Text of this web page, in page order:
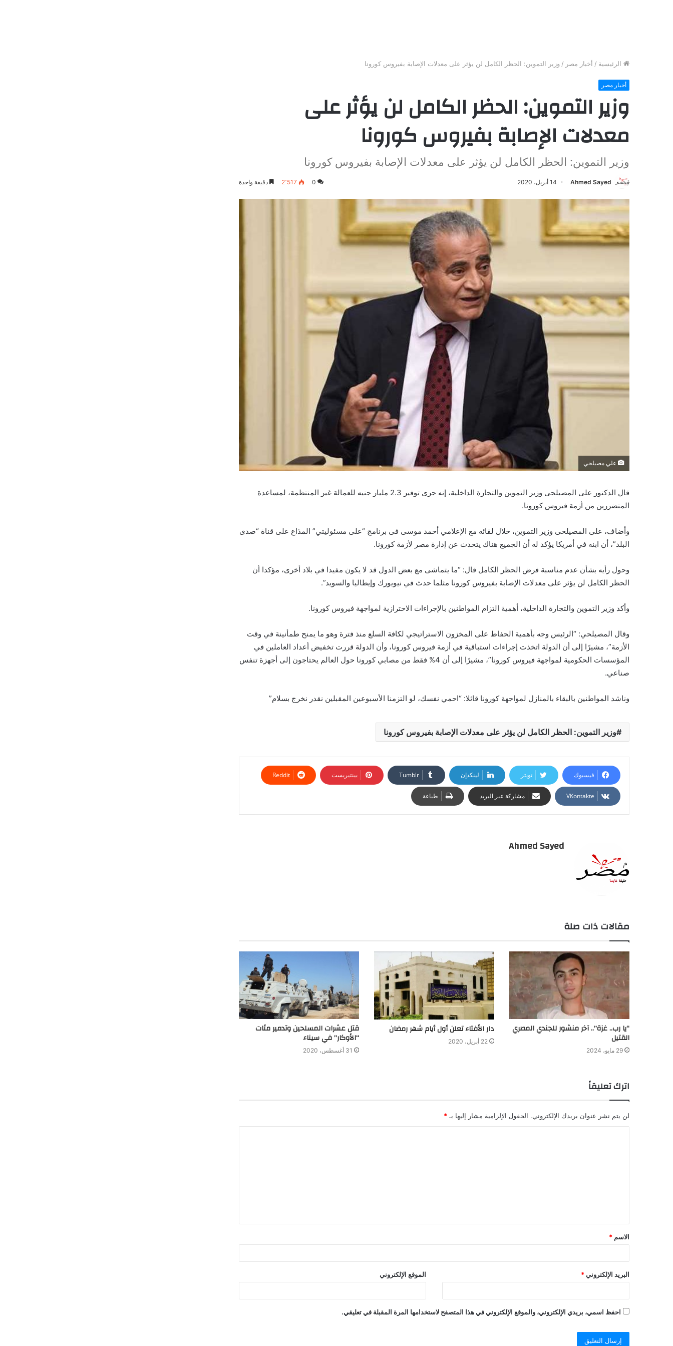
الرئيسية / أخبار مصر / وزير التموين: الحظر الكامل لن يؤثر على معدلات الإصابة بفيروس كورونا
أخبار مصر
وزير التموين: الحظر الكامل لن يؤثر على
معدلات الإصابة بفيروس كورونا
وزير التموين: الحظر الكامل لن يؤثر على معدلات الإصابة بفيروس كورونا
Ahmed Sayed 14 أبريل، 2020 0 2٬517 دقيقة واحدة
علي مصيلحي
قال الدكتور على المصيلحى وزير التموين والتجارة الداخلية، إنه جرى توفير 2.3 مليار جنيه للعمالة غير المنتظمة، لمساعدة
المتضررين من أزمة فيروس كورونا.
وأضاف، على المصيلحى وزير التموين، خلال لقائه مع الإعلامي أحمد موسى فى برنامج “على مسئوليتي” المذاع على قناة “صدى
البلد”، أن ابنه في أمريكا يؤكد له أن الجميع هناك يتحدث عن إدارة مصر لأزمة كورونا.
وحول رأيه بشأن عدم مناسبة فرض الحظر الكامل قال: “ما يتماشى مع بعض الدول قد لا يكون مفيدا في بلاد أخرى، مؤكدا أن
الحظر الكامل لن يؤثر على معدلات الإصابة بفيروس كورونا مثلما حدث في نيويورك وإيطاليا والسويد”.
وأكد وزير التموين والتجارة الداخلية، أهمية التزام المواطنين بالإجراءات الاحترازية لمواجهة فيروس كورونا.
وقال المصيلحي: “الرئيس وجه بأهمية الحفاظ على المخزون الاستراتيجي لكافة السلع منذ فترة وهو ما يمنح طمأنينة في وقت
الأزمة”، مشيرًا إلى أن الدولة اتخذت إجراءات استباقية في أزمة فيروس كورونا، وأن الدولة قررت تخفيض أعداد العاملين في
المؤسسات الحكومية لمواجهة فيروس كورونا”، مشيرًا إلى أن 4% فقط من مصابي كورونا حول العالم يحتاجون إلى أجهزة تنفس
صناعي.
وناشد المواطنين بالبقاء بالمنازل لمواجهة كورونا قائلا: “احمي نفسك، لو التزمنا الأسبوعين المقبلين نقدر نخرج بسلام”
وزير التموين: الحظر الكامل لن يؤثر على معدلات الإصابة بفيروس كورونا
فيسبوك تويتر لينكدإن بينتيريست
مشاركة عبر البريد طباعة
Ahmed Sayed
مقالات ذات صلة
“يا رب.. غزة”.. آخر منشور للجندي المصري
القتيل
29 مايو، 2024
دار الأفتاء تعلن أول أيام شهر رمضان
22 أبريل، 2020
قتل عشرات المسلحين وتدمير مئات
“الأوكار” في سيناء
31 أغسطس، 2020
اترك تعليقاً
لن يتم نشر عنوان بريدك الإلكتروني. الحقول الإلزامية مشار إليها بـ *
الاسم *
البريد الإلكتروني * الموقع الإلكتروني
احفظ اسمي، بريدي الإلكتروني، والموقع الإلكتروني في هذا المتصفح لاستخدامها المرة المقبلة في تعليقي.